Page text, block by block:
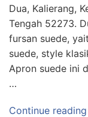
Dua, Kalierang,
Tengah 52273.
fursan suede,
suede, style
Apron suede ini
…
Continue